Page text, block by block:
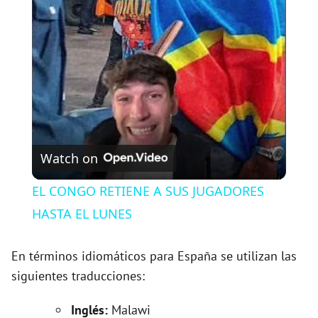
l
a
y
V
i
Watch on
EL CONGO RETIENE A SUS JUGADORES
HASTA EL LUNES
En términos idiomáticos para España se utilizan las
siguientes traducciones:
Inglés: Malawi